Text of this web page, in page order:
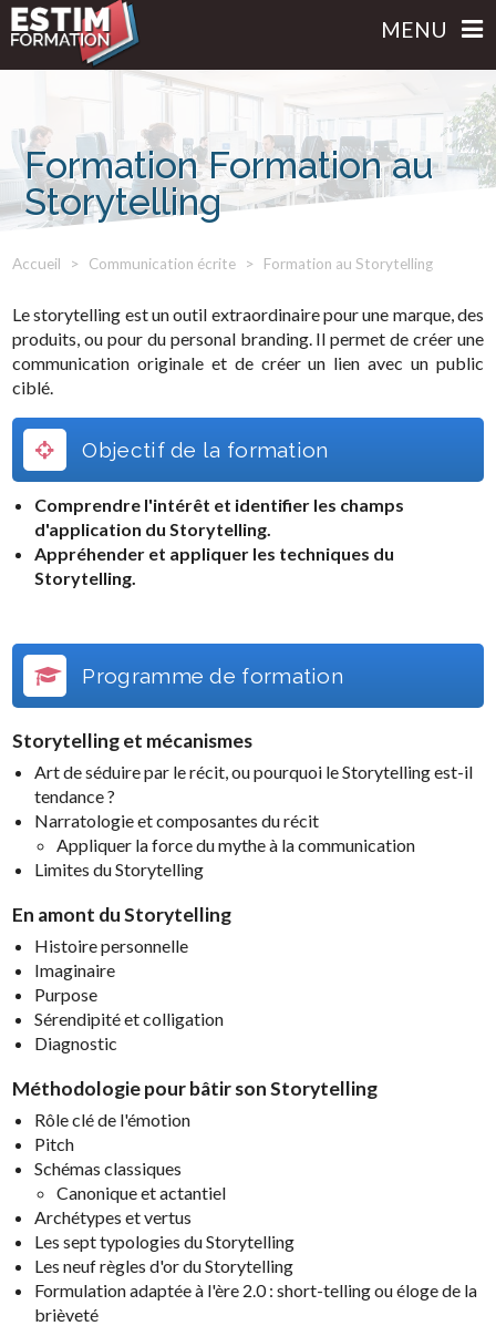
MENU
Formation Formation au
Storytelling
Accueil Communication écrite Formation au Storytelling
Le storytelling est un outil extraordinaire pour une marque, des
produits, ou pour du personal branding. Il permet de créer une
communication originale et de créer un lien avec un public
ciblé.
Objectif de la formation
Comprendre l'intérêt et identifier les champs
d'application du Storytelling.
Appréhender et appliquer les techniques du
Storytelling.
Programme de formation
Storytelling et mécanismes
Art de séduire par le récit, ou pourquoi le Storytelling est-il
tendance ?
Narratologie et composantes du récit
Appliquer la force du mythe à la communication
Limites du Storytelling
En amont du Storytelling
Histoire personnelle
Imaginaire
Purpose
Sérendipité et colligation
Diagnostic
Méthodologie pour bâtir son Storytelling
Rôle clé de l'émotion
Pitch
Schémas classiques
Canonique et actantiel
Archétypes et vertus
Les sept typologies du Storytelling
Les neuf règles d'or du Storytelling
Formulation adaptée à l'ère 2.0 : short-telling ou éloge de la
brièveté